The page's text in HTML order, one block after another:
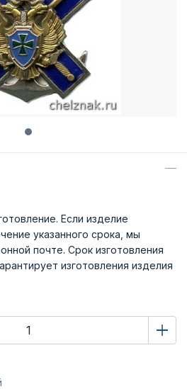
Если изделие
указанного срока, мы
почте. Срок изготовления
изготовления изделия